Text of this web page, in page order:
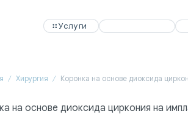
Услуги Специалисты Акции
Услуги Специалисты Акции
Хирургия
на основе диоксида циркония на